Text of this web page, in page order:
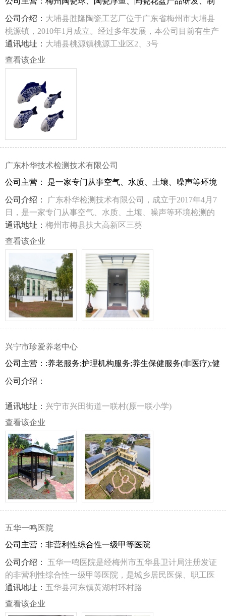
公司介绍： 大埔县胜隆陶瓷工艺厂位于广东省梅州市大埔县
桃源镇，2010年1月成立。经过多年发展，本公司目前有生产
厂房9000多平方米，有生产工人100多人，各类技术人员20多
人。我厂是集产品开发、工艺设计、生产销售于一体的民营
企业。主要生产：梅州陶瓷球、陶瓷浮鱼、陶瓷花盆等产品
研发、制造、销售。
通讯地址： 大埔县桃源镇桃源工业区2、3号
查看该企业
广东朴华技术检测技术有限公司
公司主营： 是一家专门从事空气、水质、土壤、噪声等环境
公司介绍：
广东朴华检测技术有限公司，成立于2017年4月7
日，是一家专门从事空气、水质、土壤、噪声等环境检测的
第三方检测机构。拥有一流的办公设施、先进精密的检测仪
器、技术精湛的检测人员。
通讯地址： 梅州市梅县扶大高新区三葵
查看该企业
兴宁市珍爱养老中心
公司主营：:养老服务;护理机构服务;养生保健服务(非医疗);健
公司介绍：
通讯地址： 兴宁市兴田街道一联村(原一联小学)
查看该企业
五华一鸣医院
公司主营：非营利性综合性一级甲等医院
公司介绍：
五华一鸣医院是经梅州市五华县卫计局注册发证
的非营利性综合性一级甲等医院，是城乡居民医保、职工医
保定点医疗机构
通讯地址： 五华县河东镇黄湖村环村路
查看该企业